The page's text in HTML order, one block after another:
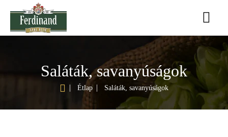
Saláták, savanyúságok
Étlap Saláták, savanyúságok